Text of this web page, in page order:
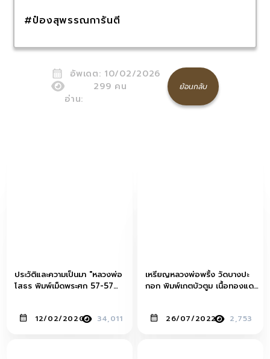
#ป๋องสุพรรณการันตี
อัพเดต: 10/02/2026
อ่าน:
299 คน ย้อนกลับ
ประวัติและความเป็นมา "หลวงพ่อ
โสธร พิมพ์เม็ดพระศก 57-57
12/02/2020 34,011
เหรียญหลวงพ่อพริ้ง วัดบางปะ
กอก พิมพ์เกตบัวตูม เนื้อทองแดง
26/07/2022 2,753